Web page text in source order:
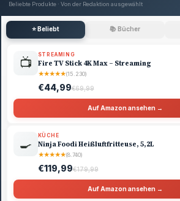
Beliebte Produkte · Von der Redaktion ausgewählt
⭐ Beliebt 📚 Bücher
📺
STREAMING
Fire TV Stick 4K Max – Streaming
★★★★★(15.230)
€44,99€69,99
Auf Amazon ansehen →
🍳
KÜCHE
Ninja Foodi Heißluftfritteuse, 5,2L
★★★★★(8.740)
€119,99€179,99
Auf Amazon ansehen →